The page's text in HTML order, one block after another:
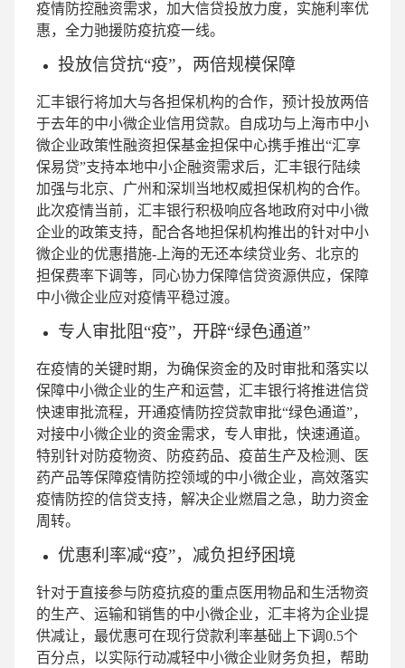
疫情防控融资需求，加大信贷投放力度，实施利率优
惠，全力驰援防疫抗疫一线。
投放信贷抗“疫”，两倍规模保障
汇丰银行将加大与各担保机构的合作，预计投放两倍
于去年的中小微企业信用贷款。自成功与上海市中小
微企业政策性融资担保基金担保中心携手推出“汇享
保易贷”支持本地中小企融资需求后，汇丰银行陆续
加强与北京、广州和深圳当地权威担保机构的合作。
此次疫情当前，汇丰银行积极响应各地政府对中小微
企业的政策支持，配合各地担保机构推出的针对中小
微企业的优惠措施-上海的无还本续贷业务、北京的
担保费率下调等，同心协力保障信贷资源供应，保障
中小微企业应对疫情平稳过渡。
专人审批阻“疫”，开辟“绿色通道”
在疫情的关键时期，为确保资金的及时审批和落实以
保障中小微企业的生产和运营，汇丰银行将推进信贷
快速审批流程，开通疫情防控贷款审批“绿色通道”，
对接中小微企业的资金需求，专人审批，快速通道。
特别针对防疫物资、防疫药品、疫苗生产及检测、医
药产品等保障疫情防控领域的中小微企业，高效落实
疫情防控的信贷支持，解决企业燃眉之急，助力资金
周转。
优惠利率减“疫”，减负担纾困境
针对于直接参与防疫抗疫的重点医用物品和生活物资
的生产、运输和销售的中小微企业，汇丰将为企业提
供减让，最优惠可在现行贷款利率基础上下调0.5个
百分点，以实际行动减轻中小微企业财务负担，帮助